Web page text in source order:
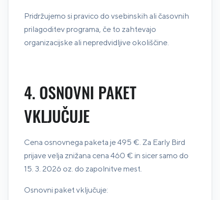
Pridržujemo si pravico do vsebinskih ali časovnih
prilagoditev programa, če to zahtevajo
organizacijske ali nepredvidljive okoliščine.
4. OSNOVNI PAKET
VKLJUČUJE
Cena osnovnega paketa je 495 €. Za Early Bird
prijave velja znižana cena 460 € in sicer samo do
15. 3. 2026 oz. do zapolnitve mest.
Osnovni paket vključuje: